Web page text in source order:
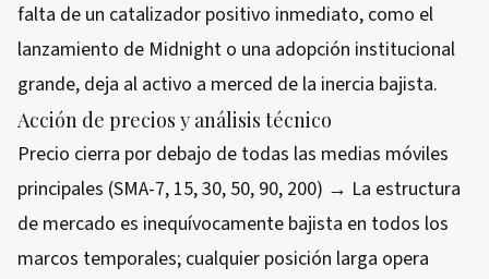
falta de un catalizador positivo inmediato, como el
lanzamiento de Midnight o una adopción institucional
grande, deja al activo a merced de la inercia bajista.
Acción de precios y análisis técnico
Precio cierra por debajo de todas las medias móviles
principales (SMA-7, 15, 30, 50, 90, 200) → La estructura
de mercado es inequívocamente bajista en todos los
marcos temporales; cualquier posición larga opera